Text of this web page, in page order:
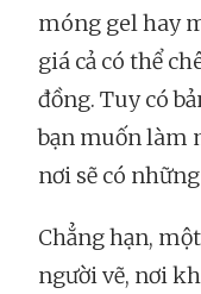
móng gel hay
giá cả có thể
đồng. Tuy có
bạn muốn làm
nơi sẽ có
Chẳng hạn,
người vẽ, nơi